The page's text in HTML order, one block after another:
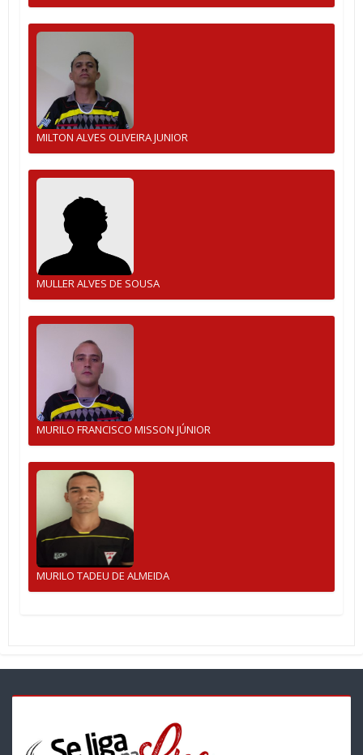
MILTON ALVES OLIVEIRA JUNIOR
MULLER ALVES DE SOUSA
MURILO FRANCISCO MISSON JÚNIOR
MURILO TADEU DE ALMEIDA